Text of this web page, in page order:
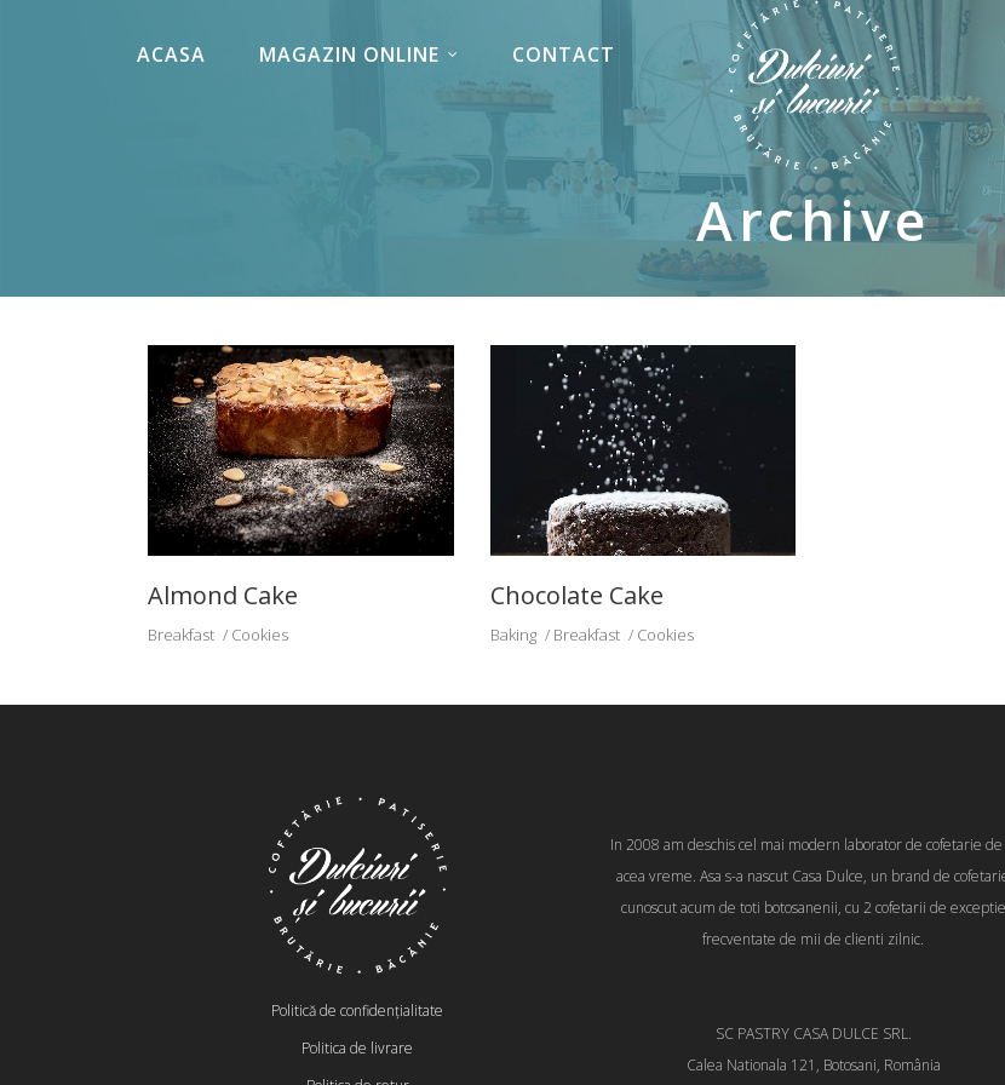
ACASA MAGAZIN ONLINE CONTACT
Archive
Almond Cake
Breakfast Cookies
Chocolate Cake
Baking Breakfast Cookies
Politică de confidențialitate
Politica de livrare
In 2008 am deschis cel mai modern laborator de cofetarie de
acea vreme. Asa s-a nascut Casa Dulce, un brand de
cunoscut acum de toti botosanenii, cu 2 cofetarii de exceptie
frecventate de mii de clienti zilnic.
SC PASTRY CASA DULCE SRL.
Calea Nationala 121, Botosani, România